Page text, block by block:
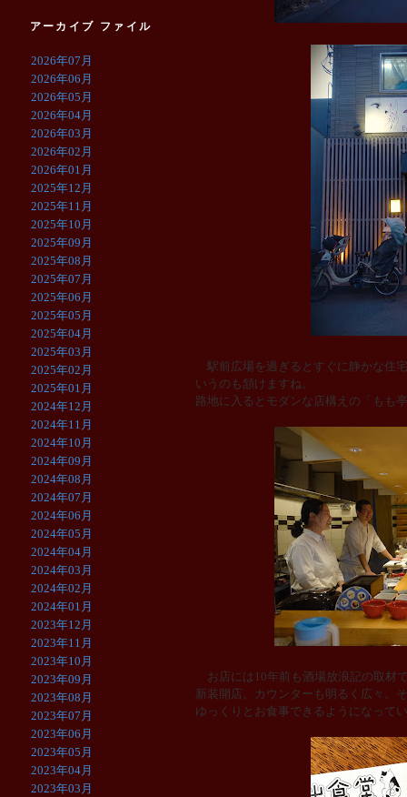
駅前広場を過ぎるとすぐに静かな住
いうのも頷けますね。
路地に入るとモダンな店構えの「もも
お店には10年前も酒場放浪記の取材
新装開店。カウンターも明るく広々。
ゆっくりとお食事できるようになって
アーカイブ ファイル
2026年07月
2026年06月
2026年05月
2026年04月
2026年03月
2026年02月
2026年01月
2025年12月
2025年11月
2025年10月
2025年09月
2025年08月
2025年07月
2025年06月
2025年05月
2025年04月
2025年03月
2025年02月
2025年01月
2024年12月
2024年11月
2024年10月
2024年09月
2024年08月
2024年07月
2024年06月
2024年05月
2024年04月
2024年03月
2024年02月
2024年01月
2023年12月
2023年11月
2023年10月
2023年09月
2023年08月
2023年07月
2023年06月
2023年05月
2023年04月
2023年03月